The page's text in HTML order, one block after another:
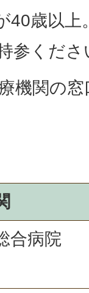
40歳以
参くださ
機関の
合病院